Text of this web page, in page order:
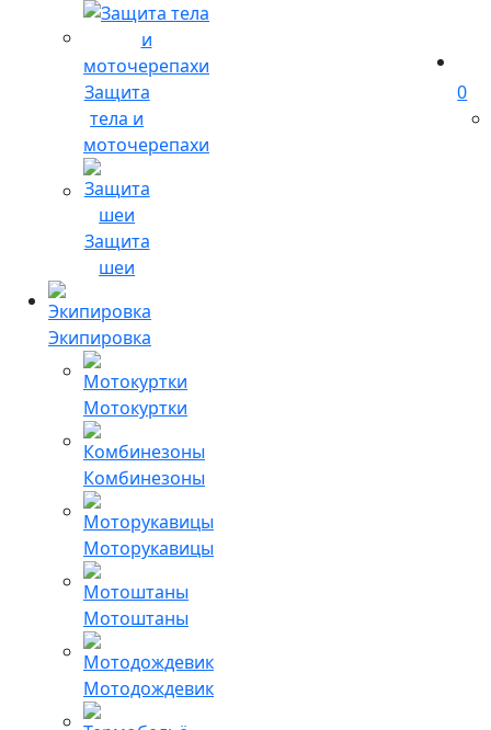
Защита
тела и
моточерепахи
Защита
шеи
Экипировка
Мотокуртки
Комбинезоны
Моторукавицы
Мотоштаны
Мотодождевик
0